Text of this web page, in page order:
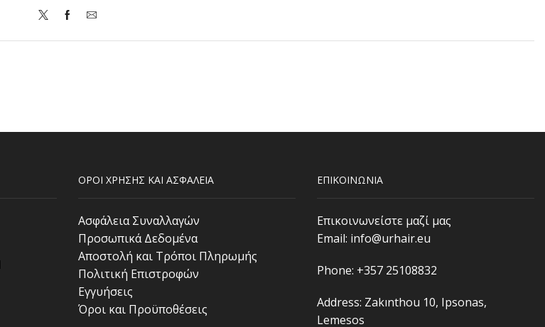
ΟΡΟΙ ΧΡΗΣΗΣ ΚΑΙ ΑΣΦΑΛΕΙΑ
Ασφάλεια Συναλλαγών
Προσωπικά Δεδομένα
Αποστολή και Τρόποι Πληρωμής
Πολιτική Επιστροφών
Εγγυήσεις
Όροι και Προϋποθέσεις
ΕΠΙΚΟΙΝΩΝΙΑ
Επικοινωνείστε μαζί μας
Email: info@urhair.eu
Phone: +357 25108832
Address: Zakınthou 10, Ipsonas,
Lemesos